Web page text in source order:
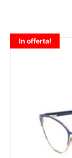
In offerta!